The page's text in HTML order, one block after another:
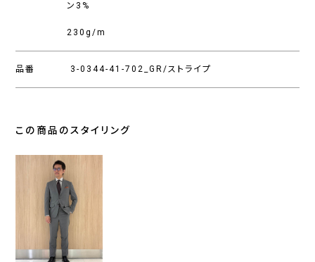
ン3%
230g/m
品番 3-0344-41-702_GR/ストライプ
この商品のスタイリング